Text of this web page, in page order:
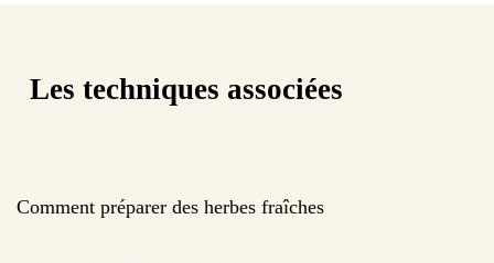
Les techniques associées
Comment préparer des herbes fraîches